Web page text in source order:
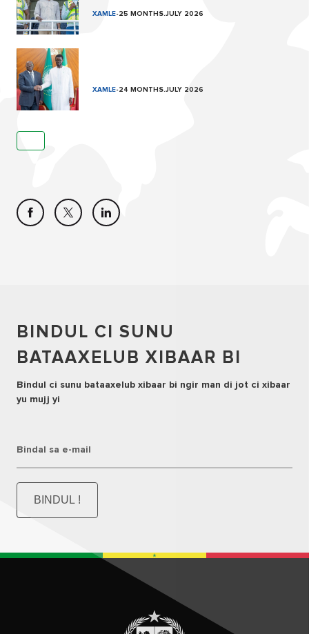
XAMLE-25 MONTHS.JULY 2026
XAMLE-24 MONTHS.JULY 2026
BINDUL CI SUNU
BATAAXELUB XIBAAR BI
Bindul ci sunu bataaxelub xibaar bi ngir man di jot ci xibaar
yu mujj yi
Bindal sa e-mail
BINDUL !